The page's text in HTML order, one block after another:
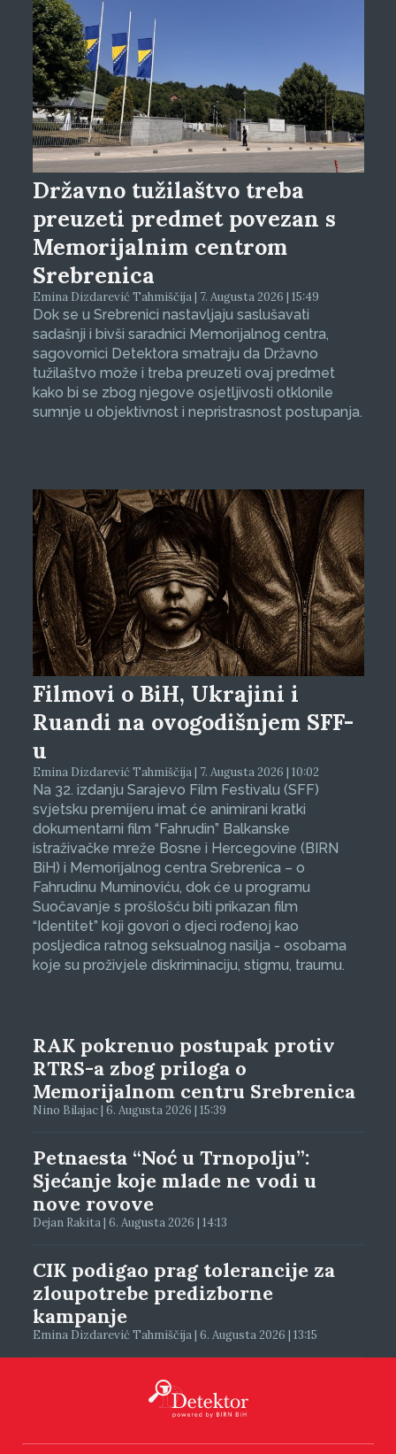
Državno tužilaštvo treba
preuzeti predmet povezan s
Memorijalnim centrom
Srebrenica
Emina Dizdarević Tahmiščija | 7. Augusta 2026 | 15:49
Dok se u Srebrenici nastavljaju saslušavati
sadašnji i bivši saradnici Memorijalnog centra,
sagovornici Detektora smatraju da Državno
tužilaštvo može i treba preuzeti ovaj predmet
kako bi se zbog njegove osjetljivosti otklonile
sumnje u objektivnost i nepristrasnost postupanja.
Filmovi o BiH, Ukrajini i
Ruandi na ovogodišnjem SFF-
u
Emina Dizdarević Tahmiščija | 7. Augusta 2026 | 10:02
Na 32. izdanju Sarajevo Film Festivalu (SFF)
svjetsku premijeru imat će animirani kratki
dokumentarni film “Fahrudin” Balkanske
istraživačke mreže Bosne i Hercegovine (BIRN
BiH) i Memorijalnog centra Srebrenica – o
Fahrudinu Muminoviću, dok će u programu
Suočavanje s prošlošću biti prikazan film
“Identitet” koji govori o djeci rođenoj kao
posljedica ratnog seksualnog nasilja - osobama
koje su proživjele diskriminaciju, stigmu, traumu.
RAK pokrenuo postupak protiv
RTRS-a zbog priloga o
Memorijalnom centru Srebrenica
Nino Bilajac | 6. Augusta 2026 | 15:39
Petnaesta “Noć u Trnopolju”:
Sjećanje koje mlade ne vodi u
nove rovove
Dejan Rakita | 6. Augusta 2026 | 14:13
CIK podigao prag tolerancije za
zloupotrebe predizborne
kampanje
Emina Dizdarević Tahmiščija | 6. Augusta 2026 | 13:15